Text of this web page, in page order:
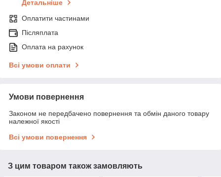
Детальніше
Оплатити частинами
Післяплата
Оплата на рахунок
Всі умови оплати
Умови повернення
Законом не передбачено повернення та обмін даного товару
належної якості
Всі умови повернення
З цим товаром також замовляють